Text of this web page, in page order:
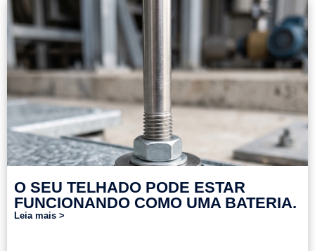
O SEU TELHADO PODE ESTAR
FUNCIONANDO COMO UMA BATERIA.
Leia mais >